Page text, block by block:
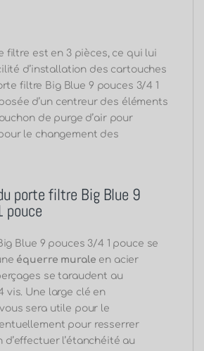
filtre est en 3 pièces, ce qui lui
d’installation des cartouches
filtre Big Blue 9 pouces 3/4 1
d’un centreur des éléments
de purge d’air pour
le changement des
porte filtre Big Blue 9
pouce
Blue 9 pouces 3/4 1 pouce se
équerre murale en acier
se taraudent au
vis. Une large clé en
sera utile pour le
pour resserrer
l’étanchéité au